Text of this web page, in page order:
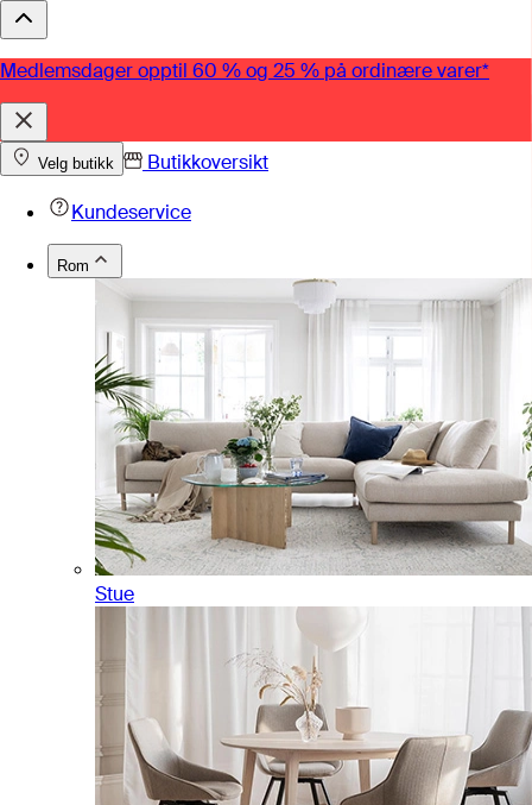
Medlemsdager opptil 60 % og 25 % på ordinære varer*
Velg butikk
Butikkoversikt
Kundeservice
Rom
Stue